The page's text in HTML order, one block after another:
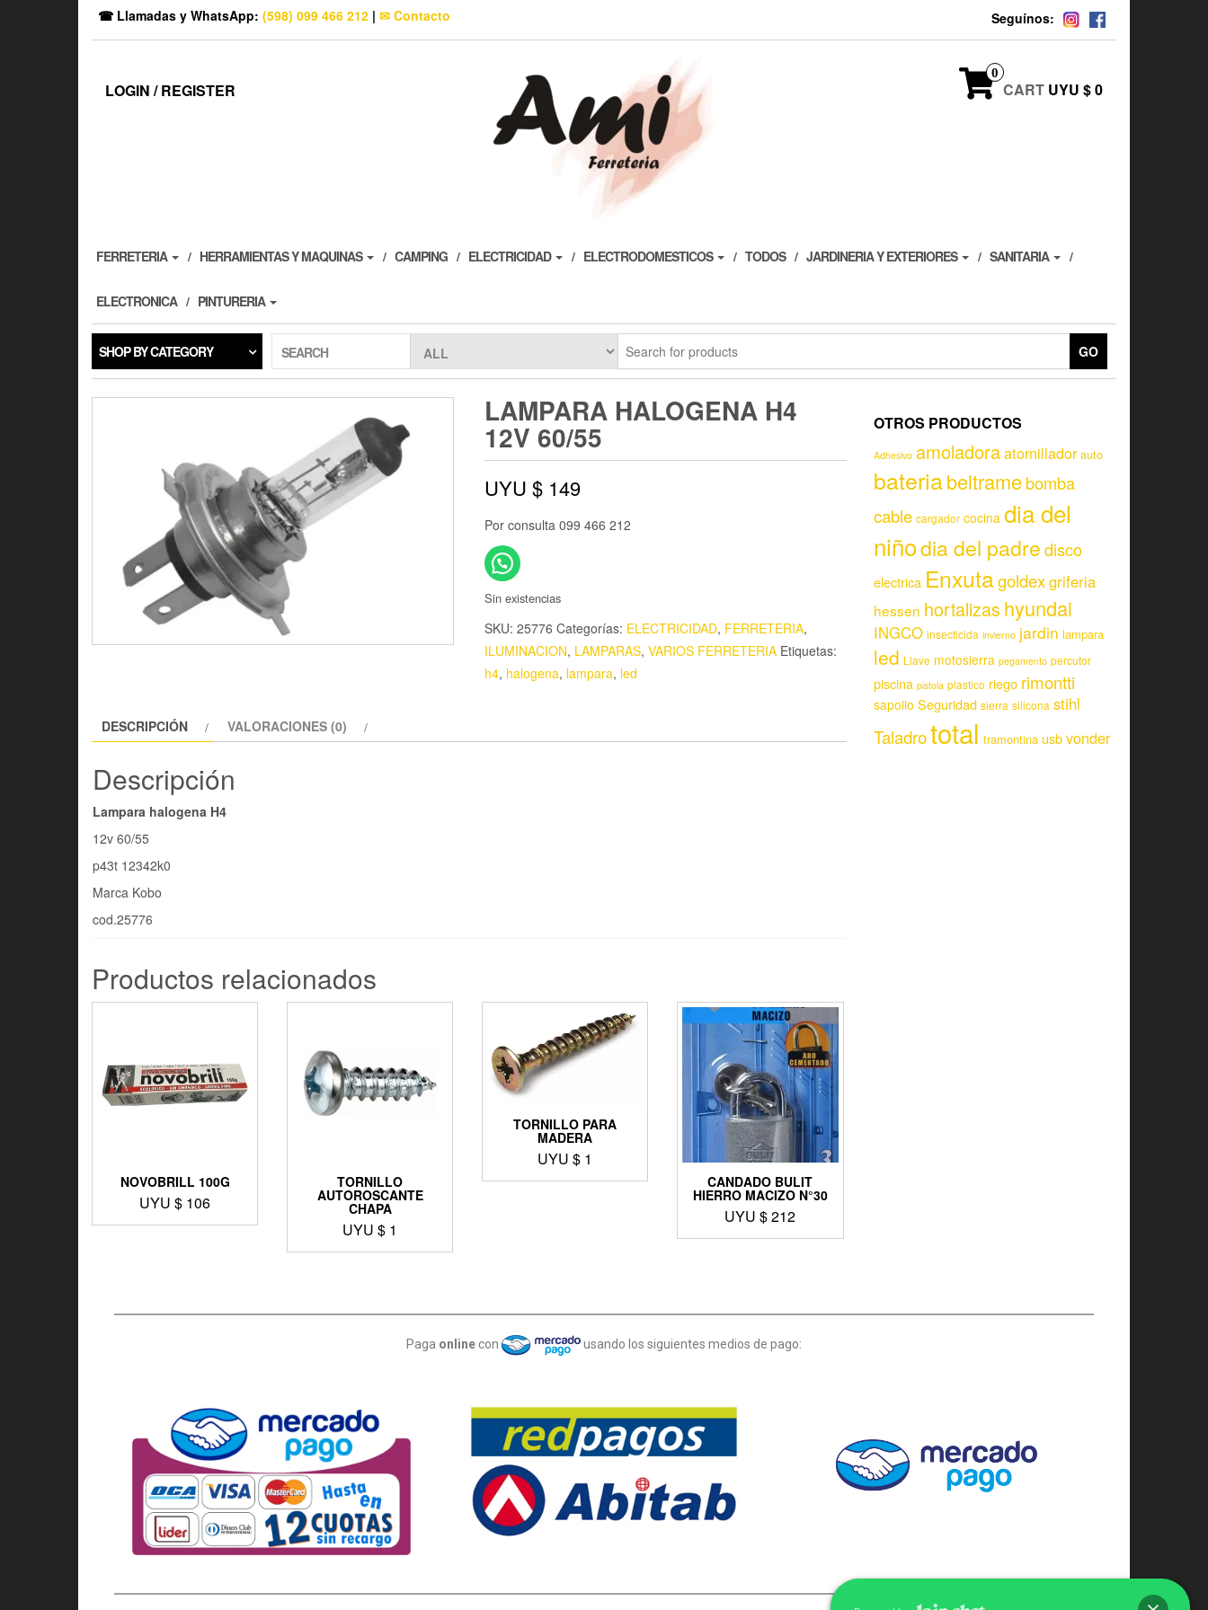
☎ Llamadas y WhatsApp: (598) 099 466 212 | ✉ Contacto Seguínos:
LOGIN / REGISTER
0
CART UYU $ 0
FERRETERIA HERRAMIENTAS Y MAQUINAS CAMPING ELECTRICIDAD ELECTRODOMESTICOS TODOS JARDINERIA Y EXTERIORES SANITARIA
ELECTRONICA PINTURERIA
SHOP BY CATEGORY SEARCH GO
LAMPARA HALOGENA H4
12V 60/55
UYU $ 149
Por consulta 099 466 212
Sin existencias
SKU: 25776 Categorías: ELECTRICIDAD, FERRETERIA,
ILUMINACION, LAMPARAS, VARIOS FERRETERIA Etiquetas:
h4, halogena, lampara, led
DESCRIPCIÓN VALORACIONES (0)
Descripción
Lampara halogena H4
12v 60/55
p43t 12342k0
Marca Kobo
cod.25776
Productos relacionados
NOVOBRILL 100G
UYU $ 106
TORNILLO
AUTOROSCANTE
CHAPA
UYU $ 1
TORNILLO PARA
MADERA
UYU $ 1
CANDADO BULIT
HIERRO MACIZO N°30
UYU $212
OTROS PRODUCTOS
Adhesivo amoladoraatornillador auto
bateriabeltramebomba
cable cargador cocina dia del
niñodia del padredisco
electrica Enxutagoldexgriferia
hessen hortalizas hyundai
INGCO insecticida invierno jardin lampara
led Llave motosierra pegamento percutor
piscina pistola plastico riego rimontti
sapolio Seguridad sierra silicona stihl
Taladrototal tramontina usbvonder
Paga online con usando los siguientes medios de pago: